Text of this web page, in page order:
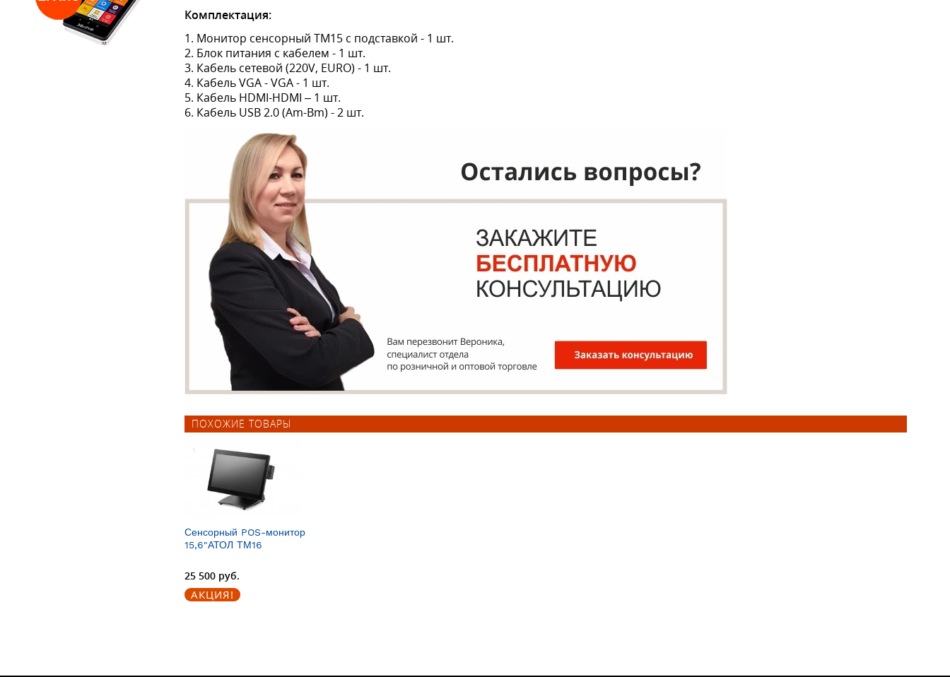
Комплектация:
1. Монитор сенсорный TM15 с подставкой - 1 шт.
2. Блок питания с кабелем - 1 шт.
3. Кабель сетевой (220V, EURO) - 1 шт.
4. Кабель VGA - VGA - 1 шт.
5. Кабель HDMI-HDMI – 1 шт.
6. Кабель USB 2.0 (Am-Bm) - 2 шт.
ПОХОЖИЕ ТОВАРЫ
Сенсорный POS-монитор
15,6"АТОЛ ТМ16
25 500 руб.
АКЦИЯ!